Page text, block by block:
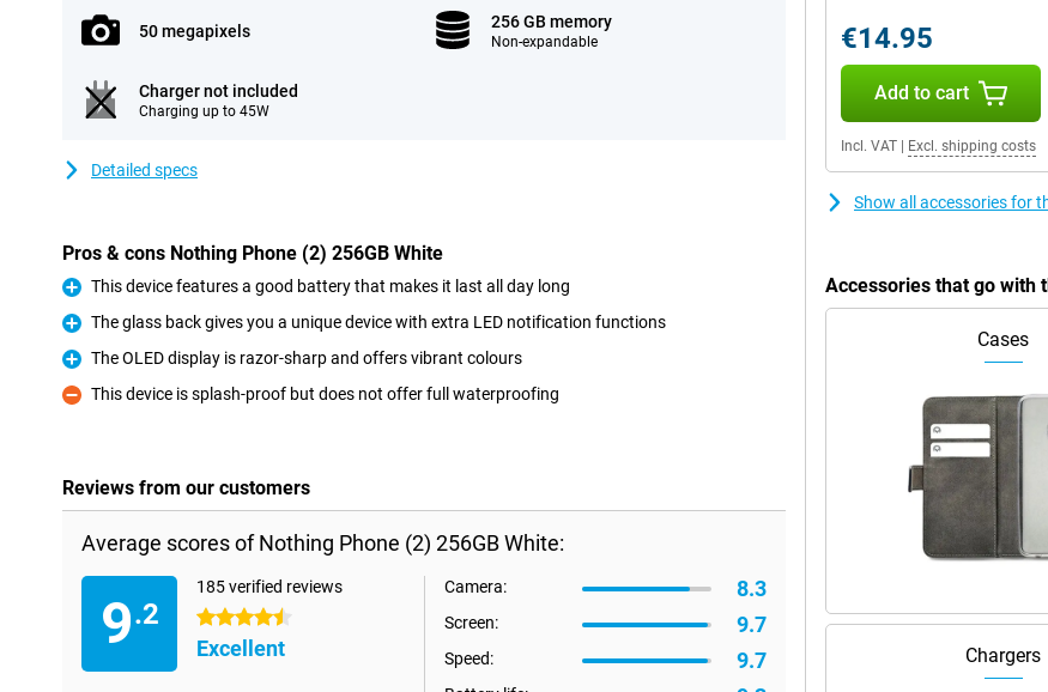
50 megapixels 256 GB memory
Non-expandable
Charger not included
Charging up to 45W
Detailed specs
Pros & cons Nothing Phone (2) 256GB White
Pro
This device features a good battery that makes it last all day long
Pro
The glass back gives you a unique device with extra LED notification functions
Pro
The OLED display is razor-sharp and offers vibrant colours
Con
This device is splash-proof but does not offer full waterproofing
Reviews from our customers
Average scores of Nothing Phone (2) 256GB White:
9.2
185 verified reviews
4.5 stars
Excellent
Camera: 8.3
Screen: 9.7
Speed: 9.7
€14.95
Add to cart
Incl. VAT Excl. shipping costs
Show all accessories for
Accessories that go with
Cases
Chargers